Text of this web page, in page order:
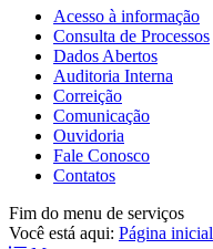
Acesso à informação
Consulta de Processos
Dados Abertos
Auditoria Interna
Correição
Comunicação
Ouvidoria
Fale Conosco
Contatos
Fim do menu de serviços
Você está aqui: Página inicial